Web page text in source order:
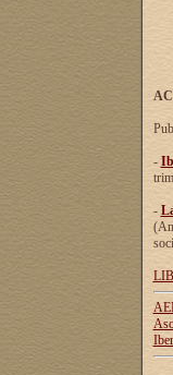
-
-